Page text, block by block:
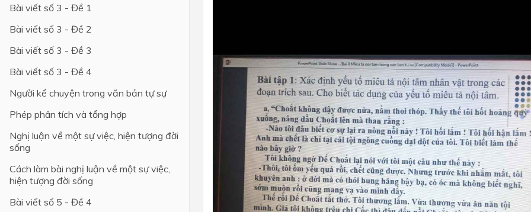
Bài 5. Đối diện nỗi đau
Bài viết số 3 - Đề 1
Bài viết số 3 - Đề 2
Bài viết số 3 - Đề 3
Bài viết số 3 - Đề 4
Người kể chuyện trong văn bản tự sự
Phép phân tích và tổng hợp
Nghị luận về một sự việc, hiện tượng đời
sống
Cách làm bài nghị luận về một sự việc,
hiện tượng đời sống
Bài viết số 5 - Đề 4